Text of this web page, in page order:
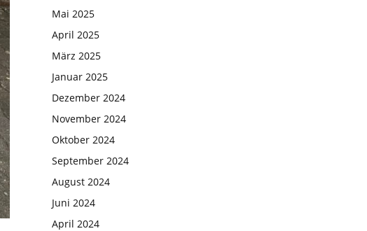
Mai 2025
April 2025
März 2025
Januar 2025
Dezember 2024
November 2024
Oktober 2024
September 2024
August 2024
Juni 2024
April 2024